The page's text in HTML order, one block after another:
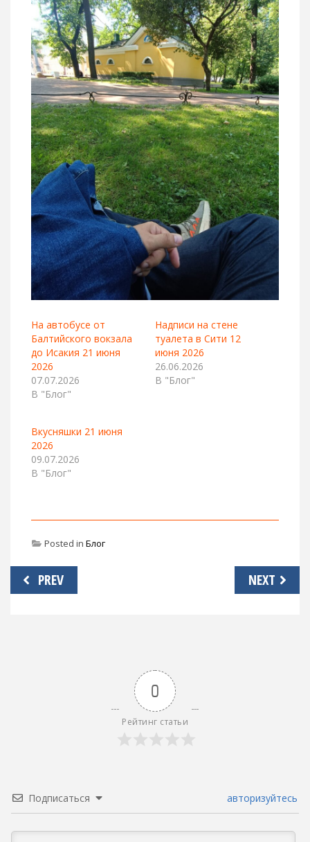
На автобусе от
Балтийского вокзала
до Исакия 21 июня
2026
07.07.2026
В "Блог"
Надписи на стене
туалета в Сити 12
июня 2026
26.06.2026
В "Блог"
Вкусняшки 21 июня
2026
09.07.2026
В "Блог"
Posted in Блог
Навигация
по
PREV NEXT
0
Рейтинг статьи
Подписаться авторизуйтесь